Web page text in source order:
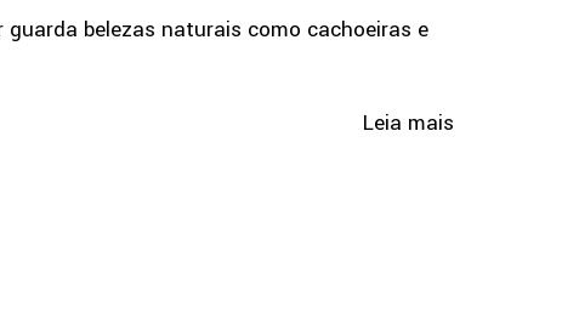
belezas naturais como cachoeiras e
Leia mais